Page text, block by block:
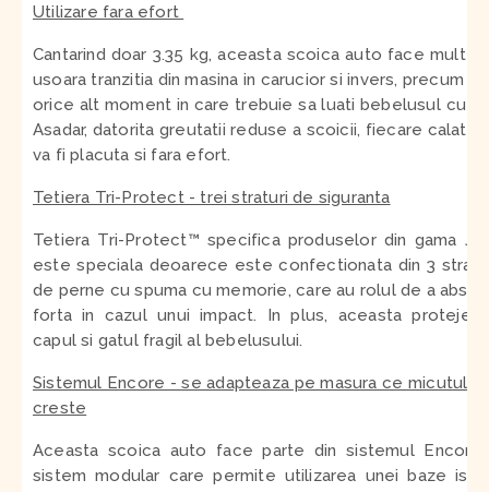
Utilizare fara efort
Cantarind doar 3.35 kg, aceasta scoica auto face mult
usoara tranzitia din masina in carucior si invers, precum si
orice alt moment in care trebuie sa luati bebelusul cu
Asadar, datorita greutatii reduse a scoicii, fiecare
va fi placuta si fara efort.
Tetiera Tri-Protect - trei straturi de siguranta
Tetiera Tri-Protect™ specifica produselor din gama
este speciala deoarece este confectionata din 3
de perne cu spuma cu memorie, care au rolul de a
forta in cazul unui impact. In plus, aceasta
capul si gatul fragil al bebelusului.
Sistemul Encore - se adapteaza pe masura ce micutul
creste
Aceasta scoica auto face parte din sistemul
sistem modular care permite utilizarea unei baze